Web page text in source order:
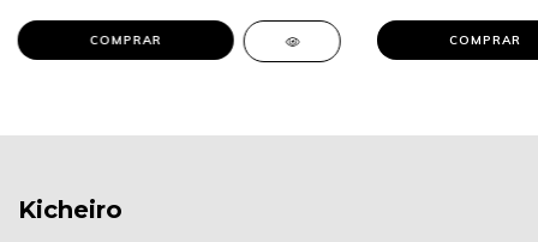
Kicheiro